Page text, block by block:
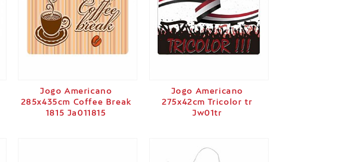
Jogo Americano
285x435cm Coffee Break
1815 Ja011815
Jogo Americano
275x42cm Tricolor tr
Jw01tr